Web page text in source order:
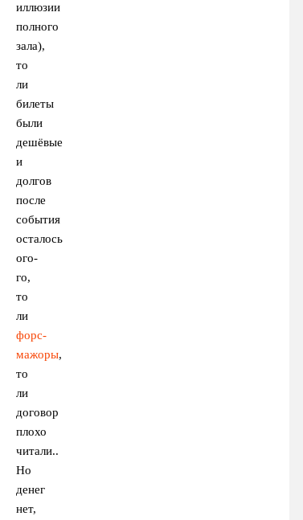
иллюзии
полного
зала),
то
ли
билеты
были
дешёвые
и
долгов
после
события
осталось
ого-
го,
то
ли
форс-
мажоры,
то
ли
договор
плохо
читали..
Но
денег
нет,